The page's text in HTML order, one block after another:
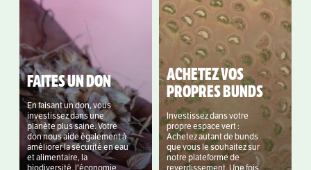
FAITES UN DON
En faisant un don, vous
investissez dans une
planète plus saine. Votre
don nous aide également à
améliorer la sécurité en eau
et alimentaire, la
biodiversité, l'économie
ACHETEZ VOS
PROPRES BUNDS
Investissez dans votre
propre espace vert :
Achetez autant de bunds
que vous le souhaitez sur
notre plateforme de
reverdissement. Une fois